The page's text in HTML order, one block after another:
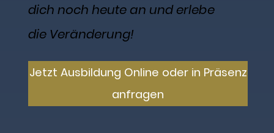
dich noch heute an und erlebe
die Veränderung!
Jetzt Ausbildung Online oder in Präsenz
anfragen